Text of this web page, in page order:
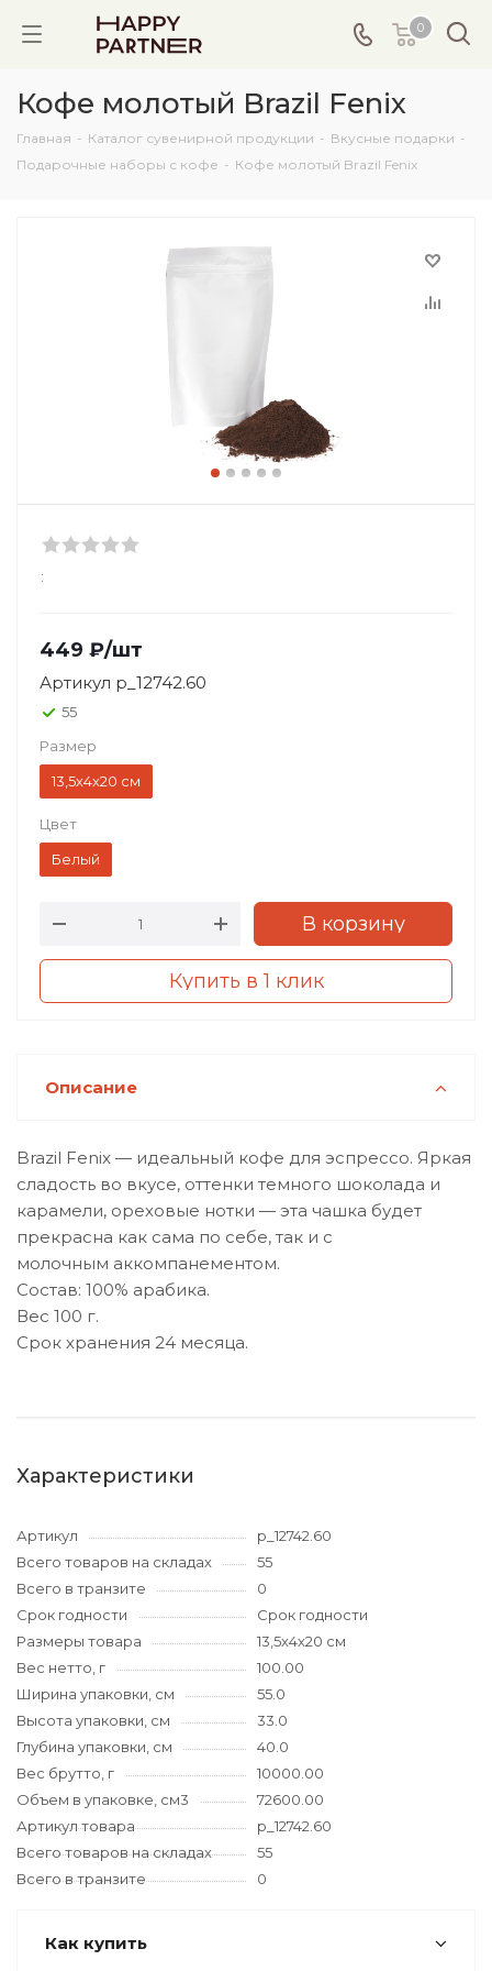
0
Кофе молотый Brazil Fenix
Главная - Каталог сувенирной продукции - Вкусные подарки -
Подарочные наборы с кофе - Кофе молотый Brazil Fenix
:
449 ₽/шт
Артикул p_12742.60
55
Размер
13,5х4х20 см
Цвет
Белый
В корзину
Купить в 1 клик
Описание
Brazil Fenix — идеальный кофе для эспрессо. Яркая
сладость во вкусе, оттенки темного шоколада и
карамели, ореховые нотки — эта чашка будет
прекрасна как сама по себе, так и с
молочным аккомпанементом.
Состав: 100% арабика.
Вес 100 г.
Срок хранения 24 месяца.
Характеристики
Артикул
p_12742.60
Всего товаров на складах
55
Всего в транзите
0
Срок годности
Срок годности
Размеры товара
13,5х4х20 см
Вес нетто, г
100.00
Ширина упаковки, см
55.0
Высота упаковки, см
33.0
Глубина упаковки, см
40.0
Вес брутто, г
10000.00
Объем в упаковке, см3
72600.00
Артикул товара
p_12742.60
Всего товаров на складах
55
Всего в транзите
0
Как купить